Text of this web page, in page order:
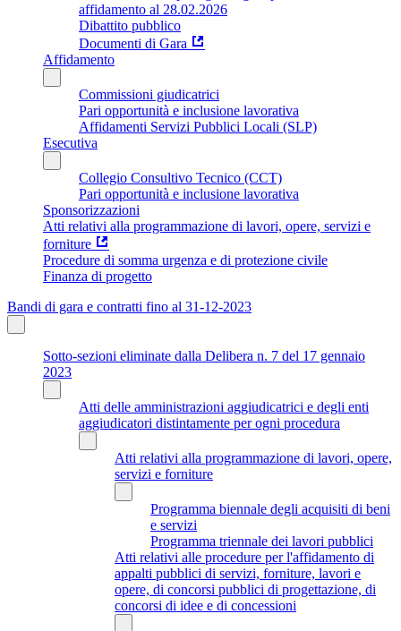
affidamento al 28.02.2026
Dibattito pubblico
Documenti di Gara
Affidamento
Commissioni giudicatrici
Pari opportunità e inclusione lavorativa
Affidamenti Servizi Pubblici Locali (SLP)
Esecutiva
Collegio Consultivo Tecnico (CCT)
Pari opportunità e inclusione lavorativa
Sponsorizzazioni
Atti relativi alla programmazione di lavori, opere, servizi e
forniture
Procedure di somma urgenza e di protezione civile
Finanza di progetto
Bandi di gara e contratti fino al 31-12-2023
Sotto-sezioni eliminate dalla Delibera n. 7 del 17 gennaio
2023
Atti delle amministrazioni aggiudicatrici e degli enti
aggiudicatori distintamente per ogni procedura
Atti relativi alla programmazione di lavori, opere,
servizi e forniture
Programma biennale degli acquisiti di beni
e servizi
Programma triennale dei lavori pubblici
Atti relativi alle procedure per l'affidamento di
appalti pubblici di servizi, forniture, lavori e
opere, di concorsi pubblici di progettazione, di
concorsi di idee e di concessioni